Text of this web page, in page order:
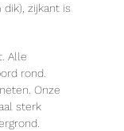
zijkant is
Alle
rond.
Onze
sterk